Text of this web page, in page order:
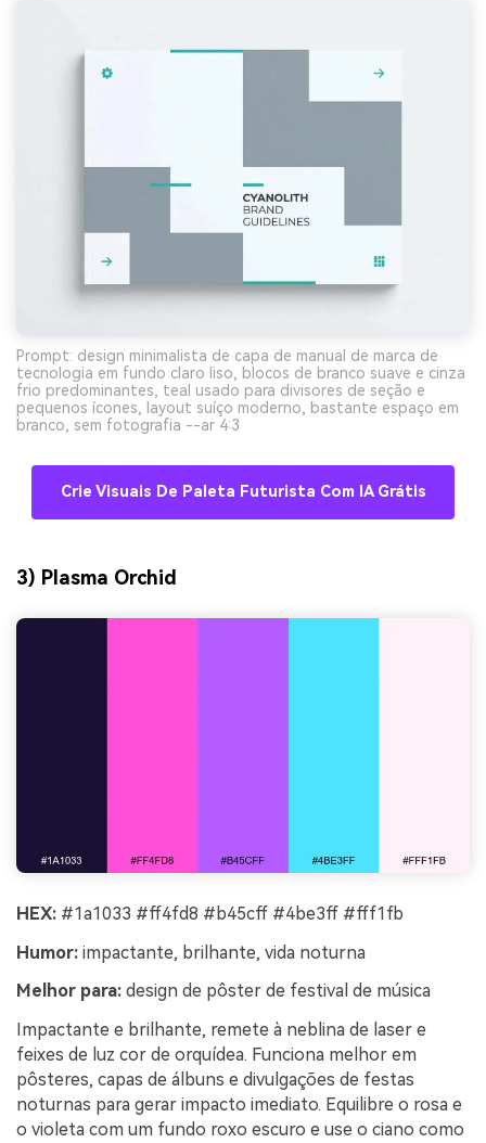
Prompt: design minimalista de capa de manual de marca de
tecnologia em fundo claro liso, blocos de branco suave e cinza
frio predominantes, teal usado para divisores de seção e
pequenos ícones, layout suíço moderno, bastante espaço em
branco, sem fotografia --ar 4:3
Crie Visuais De Paleta Futurista Com IA Grátis
3) Plasma Orchid
HEX: #1a1033 #ff4fd8 #b45cff #4be3ff #fff1fb
Humor: impactante, brilhante, vida noturna
Melhor para: design de pôster de festival de música
Impactante e brilhante, remete à neblina de laser e
feixes de luz cor de orquídea. Funciona melhor em
pôsteres, capas de álbuns e divulgações de festas
noturnas para gerar impacto imediato. Equilibre o rosa e
o violeta com um fundo roxo escuro e use o ciano como